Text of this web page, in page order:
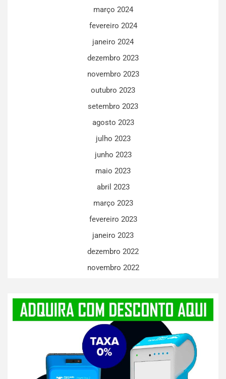
março 2024
fevereiro 2024
janeiro 2024
dezembro 2023
novembro 2023
outubro 2023
setembro 2023
agosto 2023
julho 2023
junho 2023
maio 2023
abril 2023
março 2023
fevereiro 2023
janeiro 2023
dezembro 2022
novembro 2022